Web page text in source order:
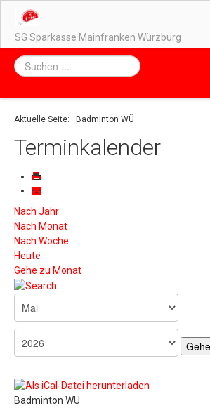
SG Sparkasse Mainfranken Würzburg
Home
Downloads
Aktuelle Seite: Badminton WÜ
Terminkalender
Nach Jahr
Nach Monat
Nach Woche
Heute
Gehe zu Monat
Badminton WÜ